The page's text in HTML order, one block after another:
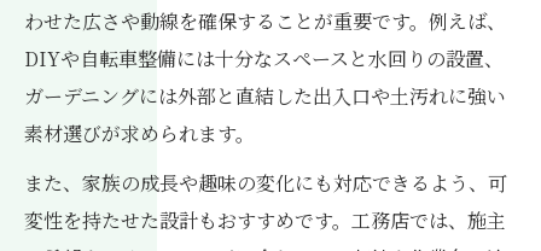
わせた広さや動線を確保することが重要です。例えば、
DIYや自転車整備には十分なスペースと水回りの設置、
ガーデニングには外部と直結した出入口や土汚れに強い
素材選びが求められます。
また、家族の成長や趣味の変化にも対応できるよう、可
変性を持たせた設計もおすすめです。工務店では、施主